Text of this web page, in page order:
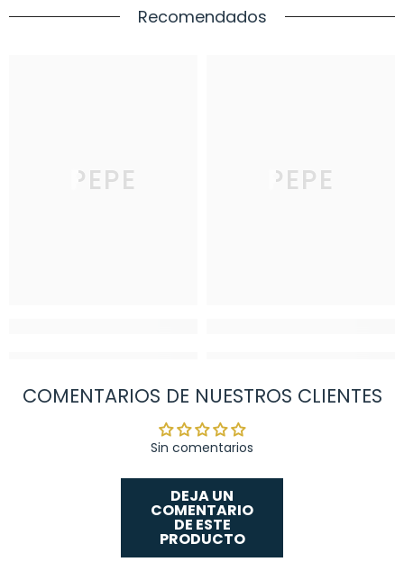
Recomendados
PEPE PEPE
COMENTARIOS DE NUESTROS CLIENTES
Sin comentarios
DEJA UN
COMENTARIO
DE ESTE
PRODUCTO